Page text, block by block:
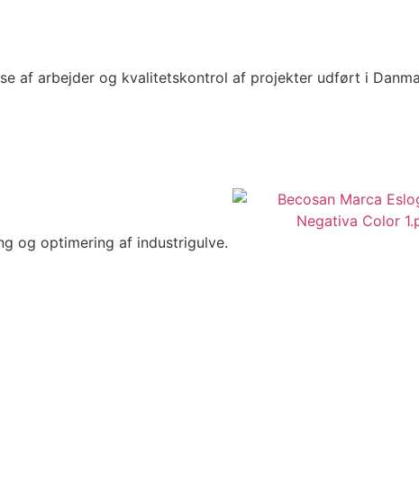
af arbejder og kvalitetskontrol af projekter udført i
og optimering af industrigulve.